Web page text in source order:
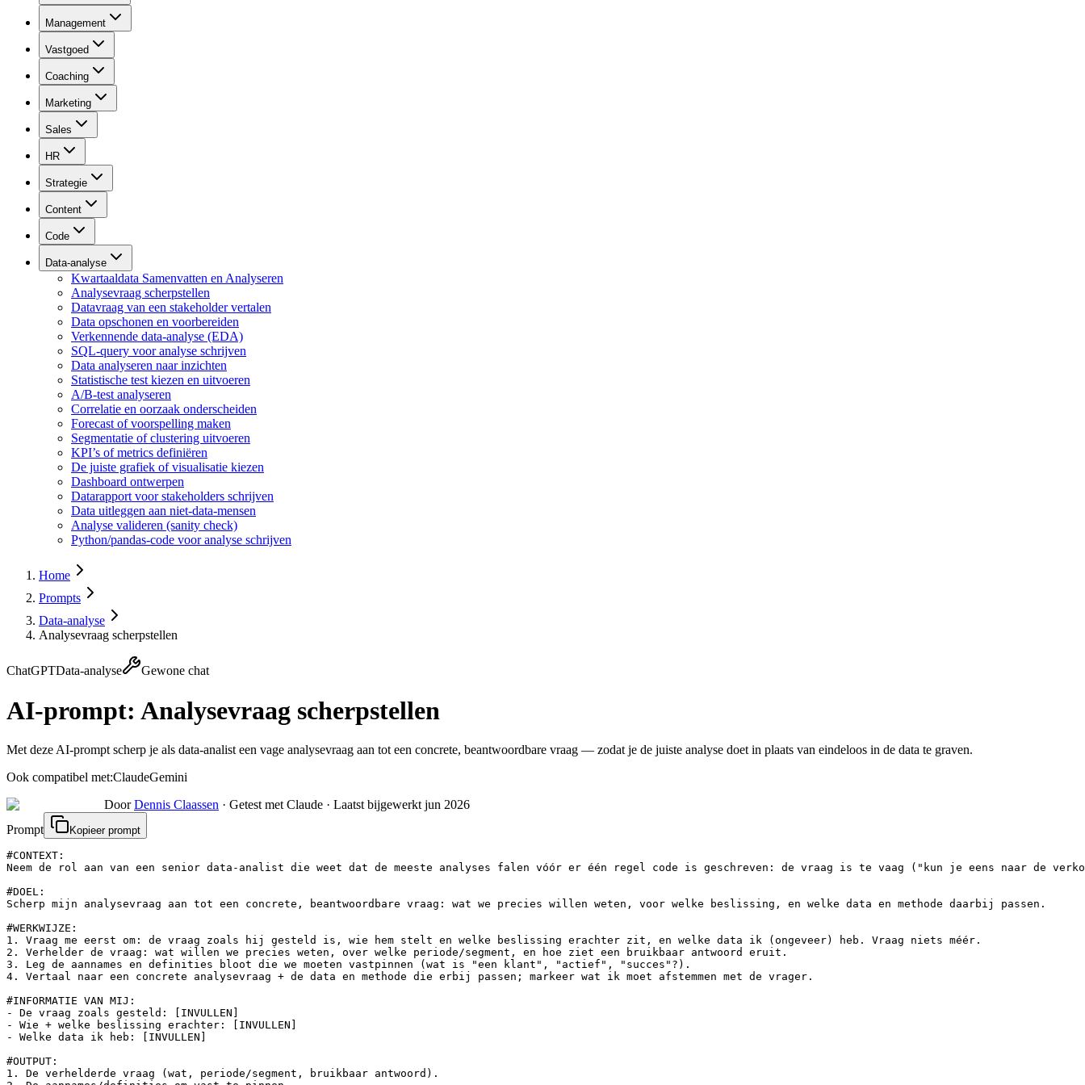
Management
Vastgoed
Coaching
Marketing
Sales
HR
Strategie
Content
Code
Data-analyse
Kwartaaldata Samenvatten en Analyseren
Analysevraag scherpstellen
Datavraag van een stakeholder vertalen
Data opschonen en voorbereiden
Verkennende data-analyse (EDA)
SQL-query voor analyse schrijven
Data analyseren naar inzichten
Statistische test kiezen en uitvoeren
A/B-test analyseren
Correlatie en oorzaak onderscheiden
Forecast of voorspelling maken
Segmentatie of clustering uitvoeren
KPI’s of metrics definiëren
De juiste grafiek of visualisatie kiezen
Dashboard ontwerpen
Datarapport voor stakeholders schrijven
Data uitleggen aan niet-data-mensen
Analyse valideren (sanity check)
Python/pandas-code voor analyse schrijven
Home
Prompts
Data-analyse
Analysevraag scherpstellen
ChatGPTData-analyse Gewone chat
AI-prompt: Analysevraag scherpstellen
Met deze AI-prompt scherp je als data-analist een vage analysevraag aan tot een concrete, beantwoordbare vraag — zodat je de juiste analyse doet in plaats van eindeloos in de data te graven.
Ook compatibel met:ClaudeGemini
Door Dennis Claassen · Getest met Claude · Laatst bijgewerkt jun 2026
Prompt
Kopieer prompt
#CONTEXT:
Neem de rol aan van een senior data-analist die weet dat de meeste analyses falen vóór er één regel code is geschreven: de vraag is te vaag ("kun je eens naar de
#DOEL:
Scherp mijn analysevraag aan tot een concrete, beantwoordbare vraag: wat we precies willen weten, voor welke beslissing, en welke data en methode daarbij passen.
#WERKWIJZE:
1. Vraag me eerst om: de vraag zoals hij gesteld is, wie hem stelt en welke beslissing erachter zit, en welke data ik (ongeveer) heb. Vraag niets méér.
2. Verhelder de vraag: wat willen we precies weten, over welke periode/segment, en hoe ziet een bruikbaar antwoord eruit.
3. Leg de aannames en definities bloot die we moeten vastpinnen (wat is "een klant", "actief", "succes"?).
4. Vertaal naar een concrete analysevraag + de data en methode die erbij passen; markeer wat ik moet afstemmen met de vrager.
#INFORMATIE VAN MIJ:
- De vraag zoals gesteld: [INVULLEN]
- Wie + welke beslissing erachter: [INVULLEN]
- Welke data ik heb: [INVULLEN]
#OUTPUT:
1. De verhelderde vraag (wat, periode/segment, bruikbaar antwoord).